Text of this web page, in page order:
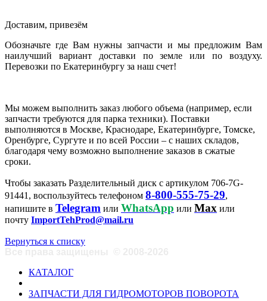
Доставим, привезём
Обозначьте где Вам нужны запчасти и мы предложим Вам
наилучший вариант доставки по земле или по воздуху.
Перевозки по Екатеринбургу за наш счет!
Мы можем выполнить заказ любого объема (например, если
запчасти требуются для парка техники). Поставки
выполняются в Москве, Краснодаре, Екатеринбурге, Томске,
Оренбурге, Сургуте и по всей России – с наших складов,
благодаря чему возможно выполнение заказов в сжатые
сроки.
Чтобы заказать Разделительный диск с артикулом 706-7G-
91441, воспользуйтесь телефоном 8-800-555-75-29,
напишите в Telegram или WhatsApp или Max или
почту ImportTehProd@mail.ru
Вернуться к списку
КАТАЛОГ
ЗАПЧАСТИ ДЛЯ ГИДРОМОТОРОВ ПОВОРОТА